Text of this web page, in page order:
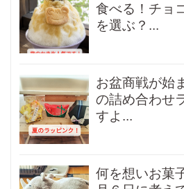
食べる！チョ
を選ぶ？...
お盆商戦が始
の詰め合わせ
すよ...
何を想いお菓